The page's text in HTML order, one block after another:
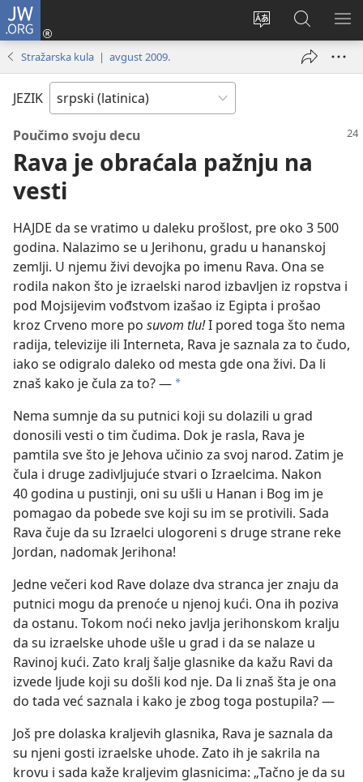
JW.ORG
Promeni
Prijava
(otvara
Pretraga
sajta
JW.ORG
Stražarska kula | avgust 2009.
JEZIK
Poučimo svoju decu
Rava je obraćala pažnju na
vesti
HAJDE da se vratimo u daleku prošlost, pre oko 3 500
godina. Nalazimo se u Jerihonu, gradu u hananskoj
zemlji. U njemu živi devojka po imenu Rava. Ona se
rodila nakon što je izraelski narod izbavljen iz ropstva i
pod Mojsijevim vođstvom izašao iz Egipta i prošao
kroz Crveno more po suvom tlu!I pored toga što nema
radija, televizije ili Interneta, Rava je saznala za to čudo,
iako se odigralo daleko od mesta gde ona živi. Da li
znaš kako je čula za to? — *
Nema sumnje da su putnici koji su dolazili u grad
donosili vesti o tim čudima. Dok je rasla, Rava je
pamtila sve što je Jehova učinio za svoj narod. Zatim je
čula i druge zadivljujuće stvari o Izraelcima. Nakon
40 godina u pustinji, oni su ušli u Hanan i Bog im je
pomagao da pobede sve koji su im se protivili. Sada
Rava čuje da su Izraelci ulogoreni s druge strane reke
Jordan, nadomak Jerihona!
Jedne večeri kod Rave dolaze dva stranca jer znaju da
putnici mogu da prenoće u njenoj kući. Ona ih poziva
da ostanu. Tokom noći neko javlja jerihonskom kralju
da su izraelske uhode ušle u grad i da se nalaze u
Ravinoj kući. Zato kralj šalje glasnike da kažu Ravi da
izvede ljude koji su došli kod nje. Da li znaš šta je ona
do tada već saznala i kako je zbog toga postupila? —
Još pre dolaska kraljevih glasnika, Rava je saznala da
su njeni gosti izraelske uhode. Zato ih je sakrila na
krovu i sada kaže kraljevim glasnicima: „Tačno je da su